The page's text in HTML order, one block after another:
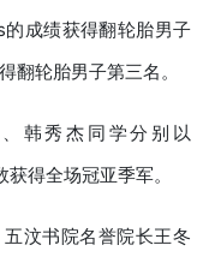
成绩获得翻轮胎男子
翻轮胎男子第三名。
韩秀杰同学分别以
得全场冠亚季军。
汶书院名誉院长王冬